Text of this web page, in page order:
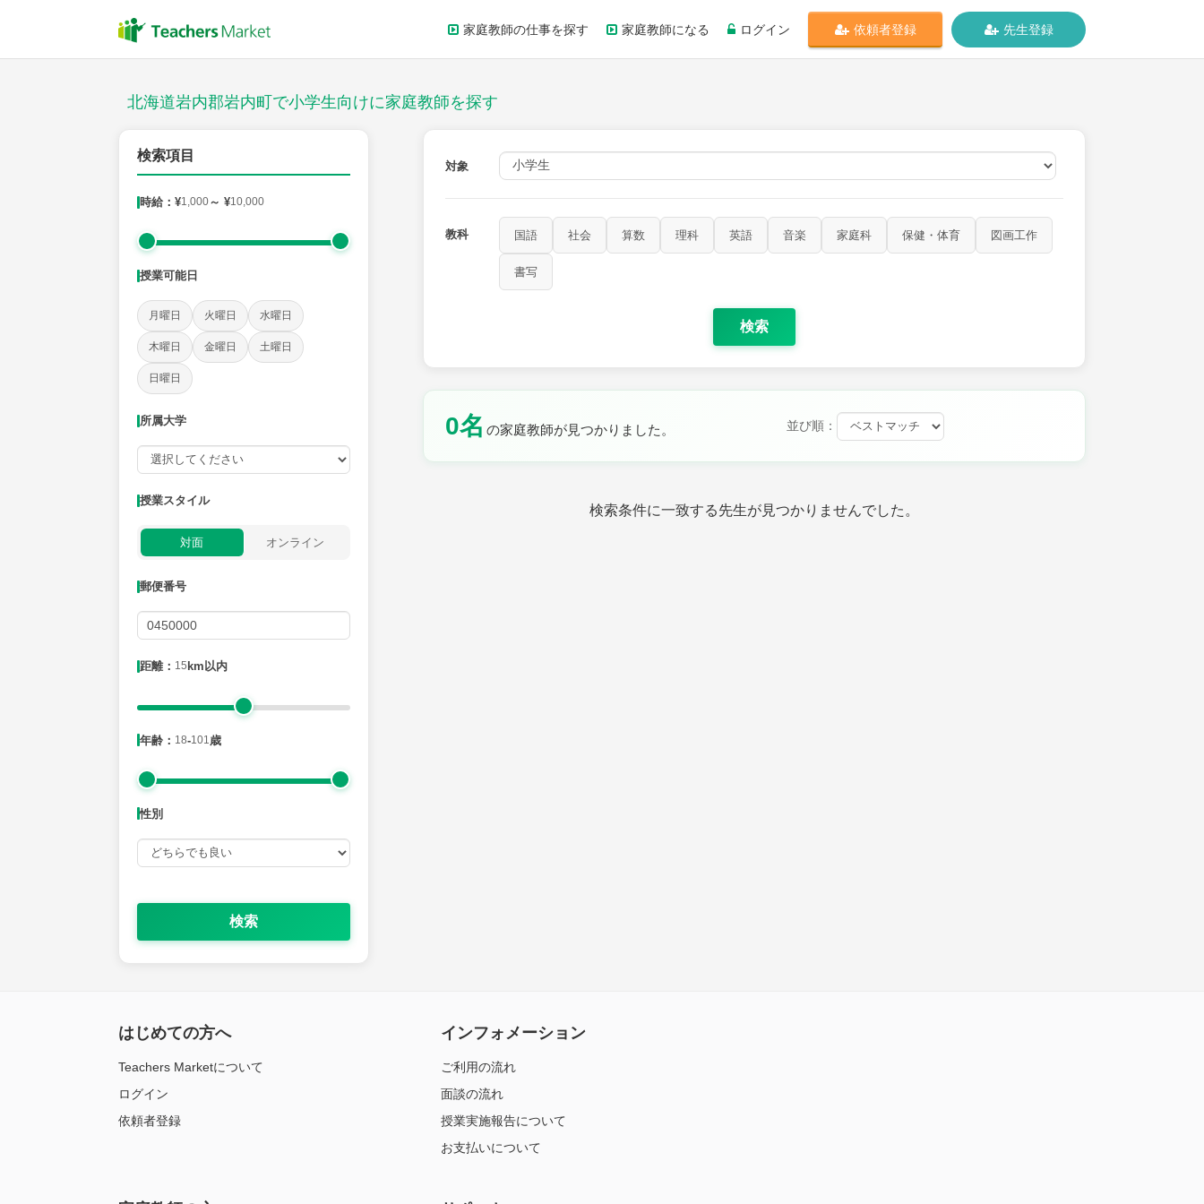
家庭教師の仕事を探す 家庭教師になる ログイン 依頼者登録 先生登録
北海道岩内郡岩内町で小学生向けに家庭教師を探す
検索項目
時給：¥1,000～ ¥10,000
授業可能日
月曜日 火曜日 水曜日
木曜日 金曜日 土曜日
日曜日
所属大学
授業スタイル
対面 オンライン
郵便番号
距離： 15 km以内
年齢： 18-101 歳
性別
検索
対象
教科 国語 社会 算数 理科 英語 音楽 家庭科 保健・体育 図画工作
書写
検索
0名 の家庭教師が見つかりました。 並び順：
検索条件に一致する先生が見つかりませんでした。
授業スタイル
社会 算数 理科
時給：¥1,000 ～ ¥10,000
授業可能日
月曜日 火曜日
距離：15km以内
年齢：18-101歳
はじめての方へ
Teachers Marketについて
ログイン
依頼者登録
インフォメーション
ご利用の流れ
面談の流れ
授業実施報告について
お支払いについて